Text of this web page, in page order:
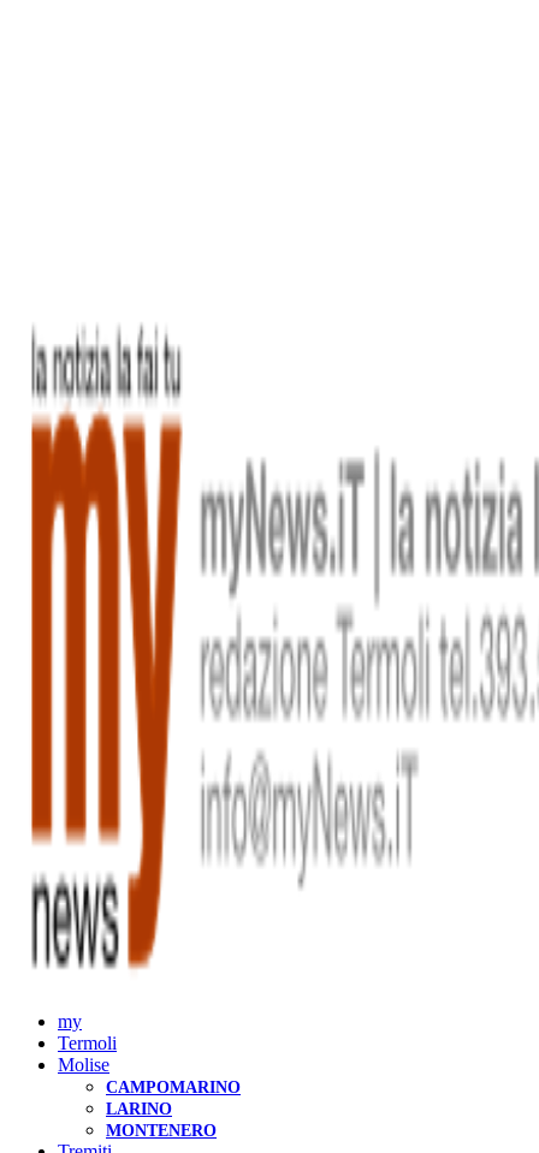
my
Termoli
Molise
CAMPOMARINO
LARINO
MONTENERO